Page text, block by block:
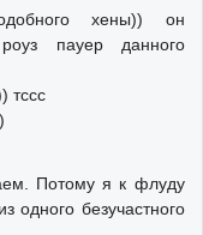
хены)) он
пауер данного
тссс
Потому я к флуду
одного безучастного